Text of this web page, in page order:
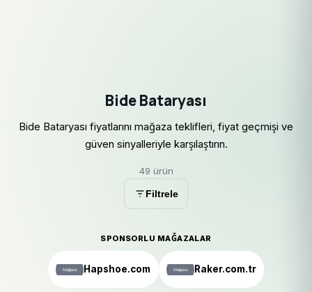
Bide Bataryası
Bide Bataryası fiyatlarını mağaza teklifleri, fiyat geçmişi ve
güven sinyalleriyle karşılaştırın.
49 ürün
Filtrele
SPONSORLU MAĞAZALAR
Hapshoe.com Raker.com.tr